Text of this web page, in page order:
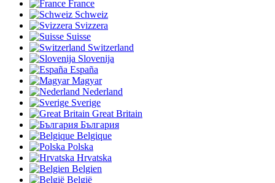
France
Schweiz
Svizzera
Suisse
Switzerland
Slovenija
España
Magyar
Nederland
Sverige
Great Britain
България
Belgique
Polska
Hrvatska
Belgien
België